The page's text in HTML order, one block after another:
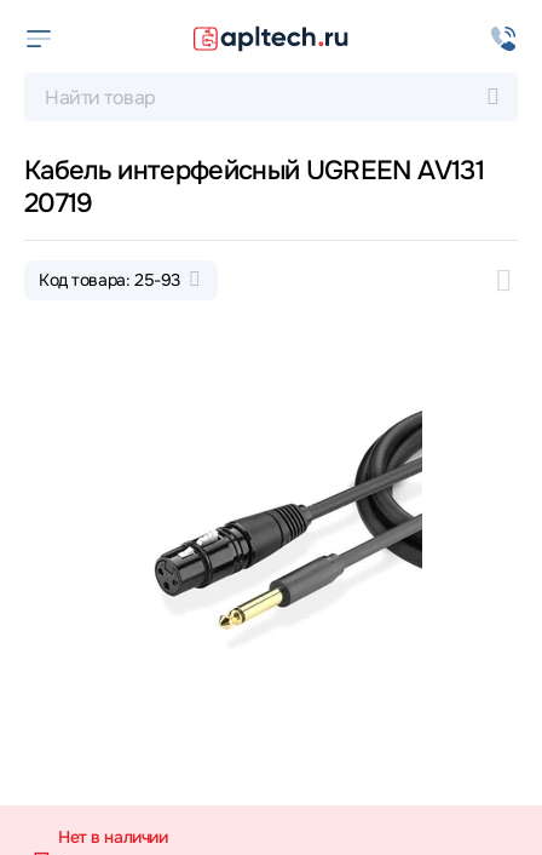
Кабель интерфейсный UGREEN AV131
20719
Код товара: 25-93
Нет в наличии